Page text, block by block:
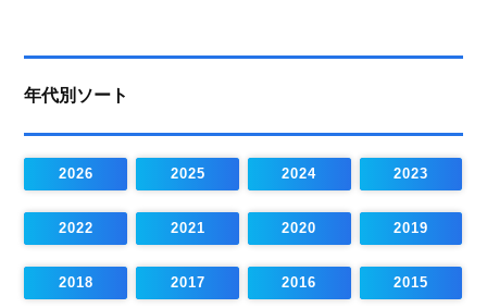
年代別ソート
2026 2025 2024 2023
2022 2021 2020 2019
2018 2017 2016 2015